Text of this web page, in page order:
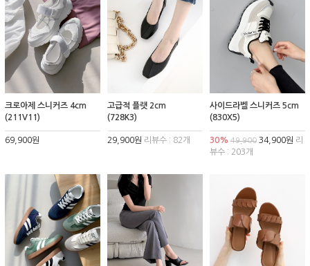
크로아제 스니커즈 4cm
(211V11)
69,900원
고급적 플랫 2cm
(728K3)
29,900원 리뷰수 : 82개
사이드라벨 스니커즈 5cm
(830X5)
30% 49,90034,900원 리
뷰수 : 203개